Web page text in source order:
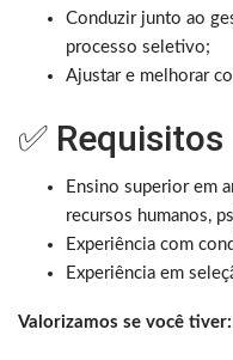
Conduzir junto ao
processo seletivo;
Ajustar e melhorar
✅ Requisitos
Ensino superior em
recursos humanos,
Experiência com
Experiência em
Valorizamos se você tiver: